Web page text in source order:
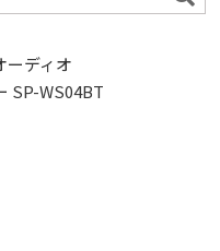
ーディオ
SP-WS04BT